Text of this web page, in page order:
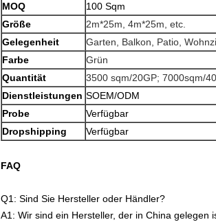
MOQ
100 Sqm
Größe
2m*25m, 4m*25m, etc.
Gelegenheit
Garten, Balkon, Patio,
Farbe
Grün
Quantität
3500 sqm/20GP; 7000sqm/
Dienstleistungen SOEM/ODM
Probe
Verfügbar
Dropshipping
Verfügbar
FAQ
Q1: Sind Sie Hersteller oder Händler?
A1: Wir sind ein Hersteller, der in China